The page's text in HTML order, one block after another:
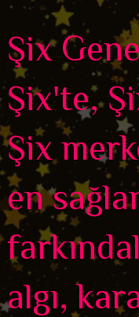
Şix
Şix'te,
Şix
en
algı,